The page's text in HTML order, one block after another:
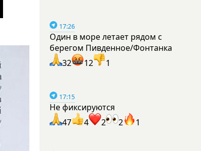
17:26
Один в море летает рядом с
берегом Пивденное/Фонтанка
32
12 1
17:15
Не фиксируются
47
4 2 2 1